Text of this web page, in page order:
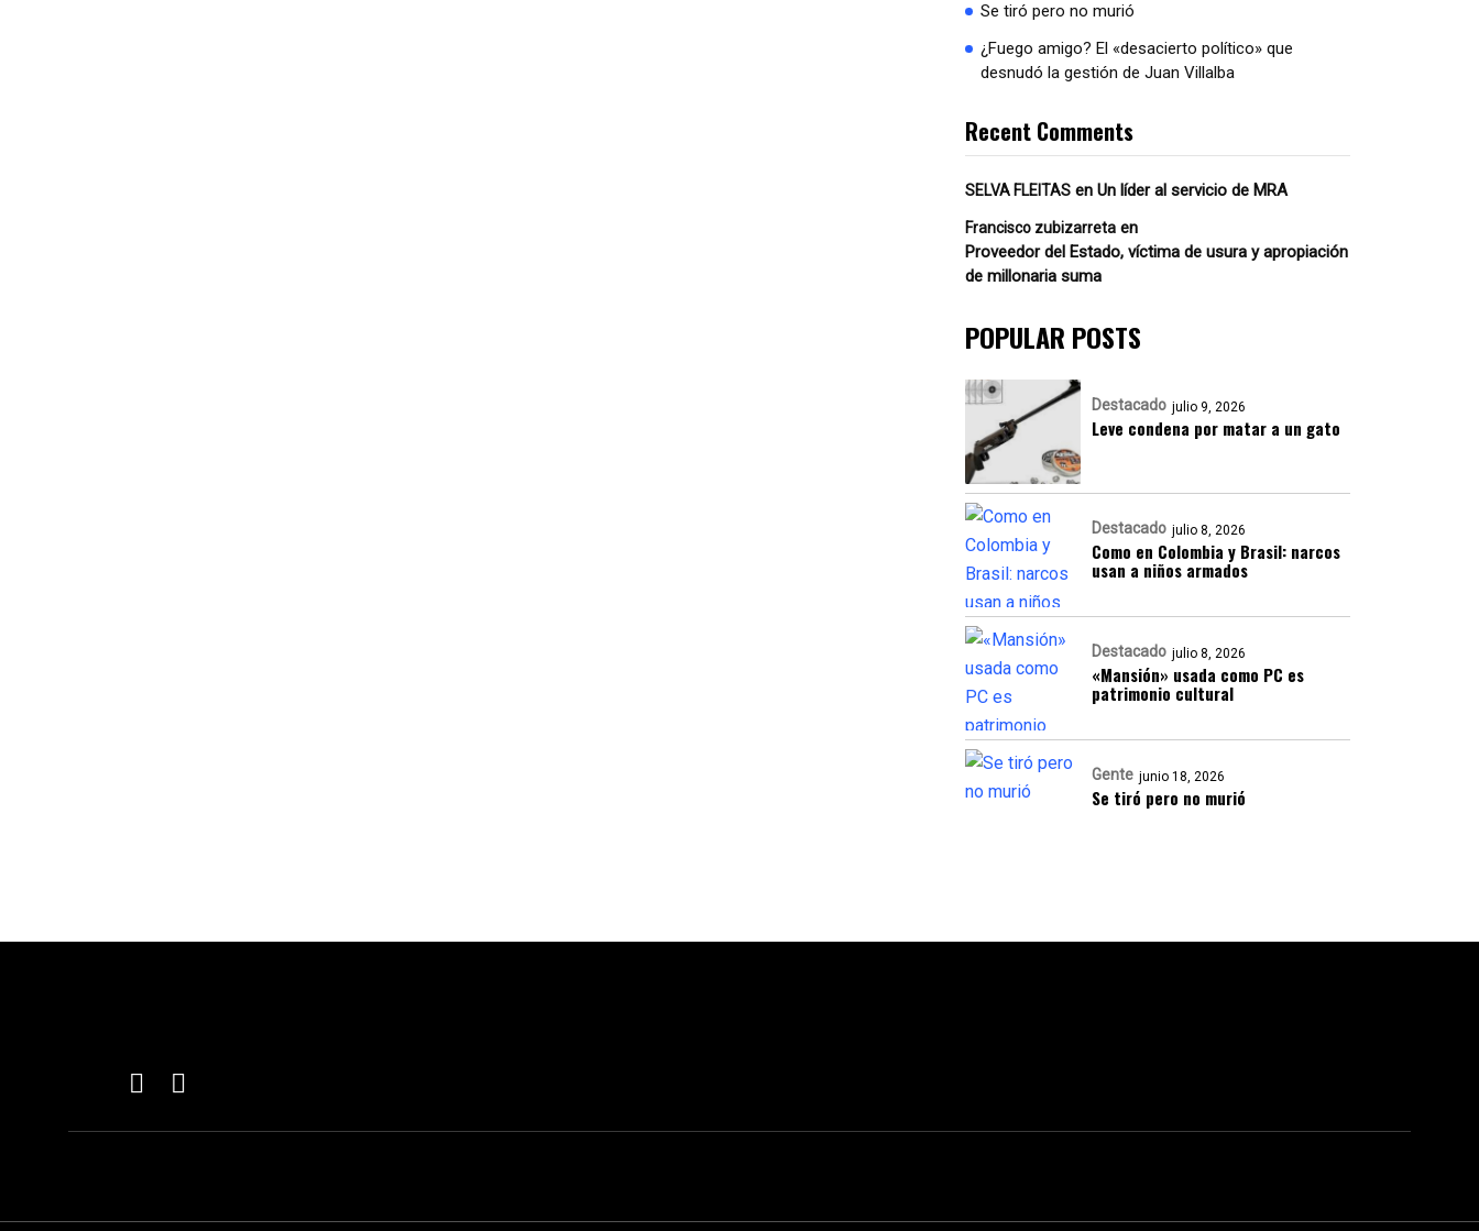
Se tiró pero no murió
¿Fuego amigo? El «desacierto político» que
desnudó la gestión de Juan Villalba
Recent Comments
SELVA FLEITAS en Un líder al servicio de MRA
Francisco zubizarreta en
Proveedor del Estado, víctima de usura y apropiación
de millonaria suma
POPULAR POSTS
Destacado julio 9, 2026
Leve condena por matar a un gato
Destacado julio 8, 2026
Como en Colombia y Brasil: narcos
usan a niños armados
Destacado julio 8, 2026
«Mansión» usada como PC es
patrimonio cultural
Gente junio 18, 2026
Se tiró pero no murió